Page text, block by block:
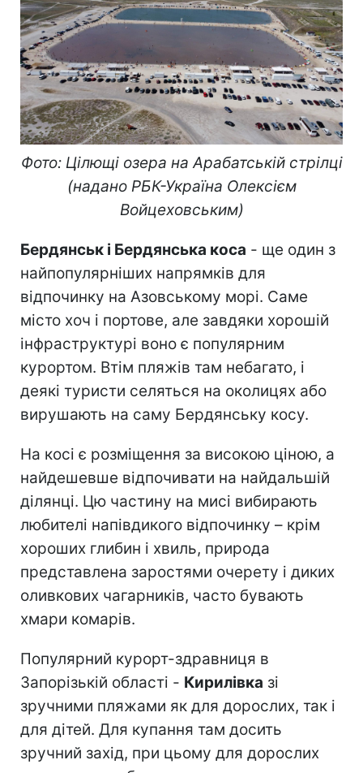
Фото: Цілющі озера на Арабатській стрілці
(надано РБК-Україна Олексієм
Войцеховським)
Бердянськ і Бердянська коса - ще один з
найпопулярніших напрямків для
відпочинку на Азовському морі. Саме
місто хоч і портове, але завдяки хорошій
інфраструктурі воно є популярним
курортом. Втім пляжів там небагато, і
деякі туристи селяться на околицях або
вирушають на саму Бердянську косу.
На косі є розміщення за високою ціною, а
найдешевше відпочивати на найдальшій
ділянці. Цю частину на мисі вибирають
любителі напівдикого відпочинку – крім
хороших глибин і хвиль, природа
представлена заростями очерету і диких
оливкових чагарників, часто бувають
хмари комарів.
Популярний курорт-здравниця в
Запорізькій області - Кирилівка зі
зручними пляжами як для дорослих, так і
для дітей. Для купання там досить
зручний захід, при цьому для дорослих